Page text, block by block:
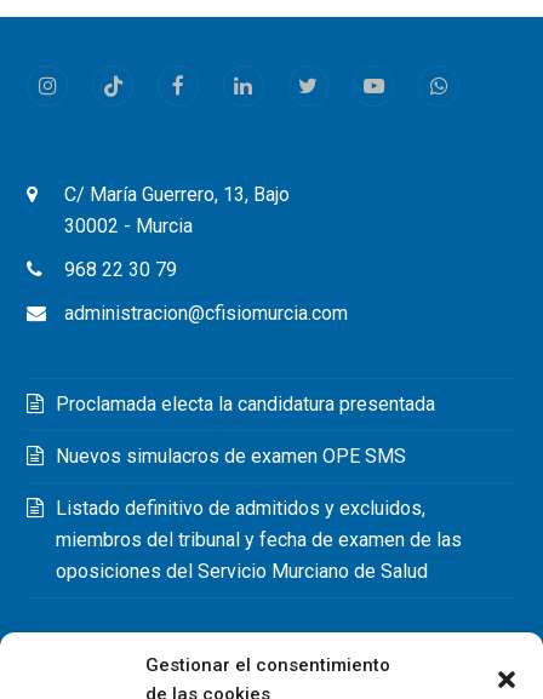
Gestionar el consentimiento
de las cookies
InstagramTiktok FacebookLinkedInTwitterYoutubeWhatsapp
C/ María Guerrero, 13, Bajo
30002 - Murcia
968 22 30 79
administracion@cfisiomurcia.com
Proclamada electa la candidatura presentada
Nuevos simulacros de examen OPE SMS
Listado definitivo de admitidos y excluidos,
miembros del tribunal y fecha de examen de las
oposiciones del Servicio Murciano de Salud